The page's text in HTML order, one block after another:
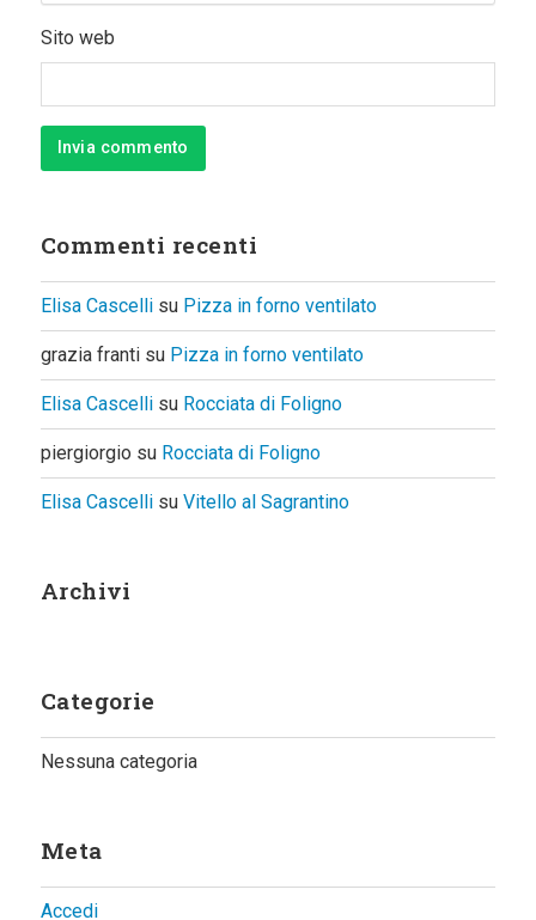
Sito web
Commenti recenti
Elisa Cascellisu Pizza in forno ventilato
grazia frantisu Pizza in forno ventilato
Elisa Cascellisu Rocciata di Foligno
piergiorgio su Rocciata di Foligno
Elisa Cascellisu Vitello al Sagrantino
Archivi
Categorie
Nessuna categoria
Meta
Accedi